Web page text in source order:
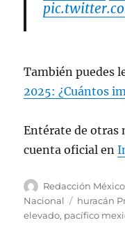
También puedes
2025: ¿Cuántos
Entérate de otras
cuenta oficial en
A
u
t
Redacción
Nacional
E
t
huracán
elevado, pacífico